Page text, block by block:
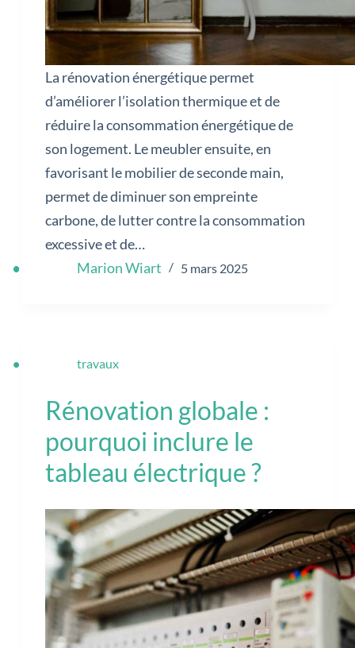
La rénovation énergétique permet
d’améliorer l’isolation thermique et de
réduire la consommation énergétique de
son logement. Le meubler ensuite, en
favorisant le mobilier de seconde main,
permet de diminuer son empreinte
carbone, de lutter contre la consommation
excessive et de…
Marion Wiart
5 mars 2025
travaux
Rénovation globale :
pourquoi inclure le
tableau électrique ?